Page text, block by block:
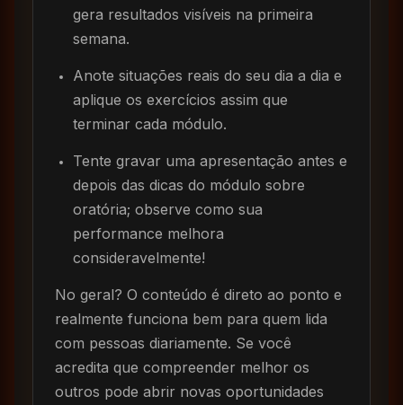
gera resultados visíveis na primeira
semana.
Anote situações reais do seu dia a dia e
aplique os exercícios assim que
terminar cada módulo.
Tente gravar uma apresentação antes e
depois das dicas do módulo sobre
oratória; observe como sua
performance melhora
consideravelmente!
No geral? O conteúdo é direto ao ponto e
realmente funciona bem para quem lida
com pessoas diariamente. Se você
acredita que compreender melhor os
outros pode abrir novas oportunidades